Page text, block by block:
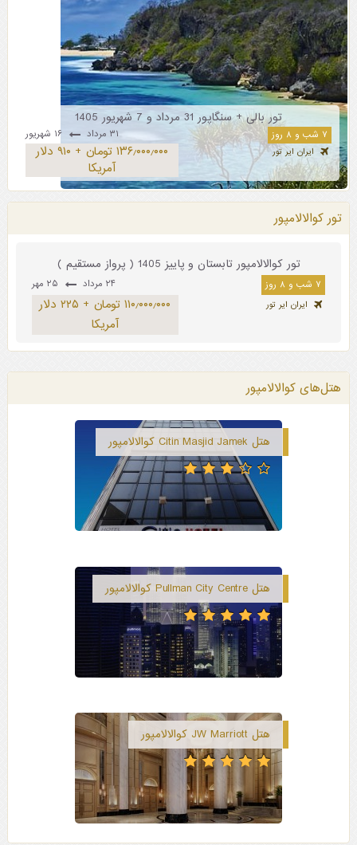
تور بالی + سنگاپور 31 مرداد و 7 شهریور 1405
۷ شب و ۸ روز ۳۱ مرداد ۱۶ شهریور
ایران ایر تور
۱۳۶٫۰۰۰٫۰۰۰ تومان + ۹۱۰ دلار
آمریکا
تور کوالالامپور
تور کوالالامپور تابستان و پاییز 1405 ( پرواز مستقیم )
۷ شب و ۸ روز ۲۴ مرداد
ایران ایر تور
۱۱۰٫۰۰۰٫۰۰۰ تومان + ۲۲۵ دلار
آمریکا
هتل‌های کوالالامپور
هتل Citin Masjid Jamek کوالالامپور
هتل Pullman City Centre کوالالامپور
هتل JW Marriott کوالالامپور